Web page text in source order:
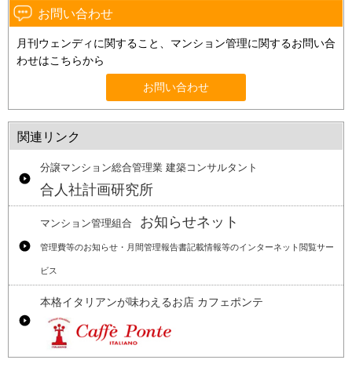
お問い合わせ
月刊ウェンディに関すること、マンション管理に関するお問い合
わせはこちらから
お問い合わせ
関連リンク
分譲マンション総合管理業 建築コンサルタント
合人社計画研究所
マンション管理組合 お知らせネット
管理費等のお知らせ・月間管理報告書記載情報等のインターネット閲覧サー
ビス
本格イタリアンが味わえるお店 カフェポンテ